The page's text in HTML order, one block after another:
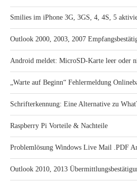
Smilies im iPhone 3G, 3GS, 4, 4S, 5
Outlook 2000, 2003, 2007
Android meldet: MicroSD-Karte leer oder
„Warte auf Beginn“ Fehlermeldung
Schrifterkennung: Eine Alternative zu
Raspberry Pi Vorteile & Nachteile
Problemlösung Windows Live Mail .PDF
Outlook 2010, 2013